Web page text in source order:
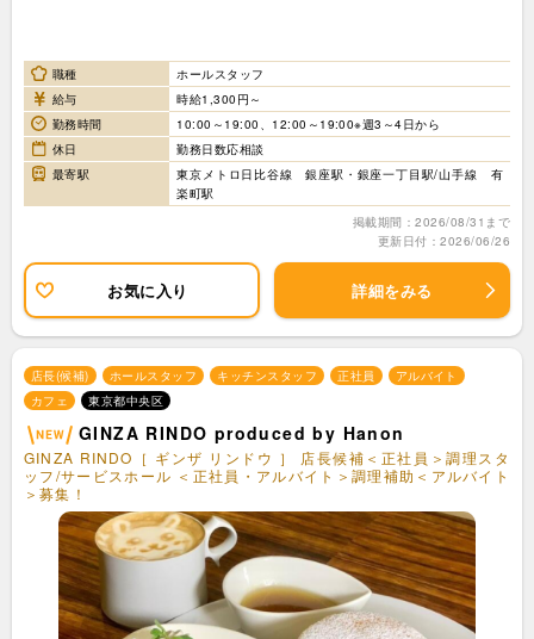
職種
ホールスタッフ
給与
時給1,300円～
勤務時間
10:00～19:00、12:00～19:00※週3～4日から
休日
勤務日数応相談
最寄駅
東京メトロ日比谷線 銀座駅・銀座一丁目駅/山手線 有
楽町駅
掲載期間：2026/08/31まで
更新日付：2026/06/26
お気に入り 詳細をみる
店長(候補) ホールスタッフ キッチンスタッフ 正社員
アルバイト
カフェ
東京都中央区
GINZA RINDO produced by Hanon
GINZA RINDO［ ギンザ リンドウ ］ 店長候補＜正社員＞調理スタ
ッフ/サービスホール ＜正社員・アルバイト＞調理補助＜アルバイト
＞募集！